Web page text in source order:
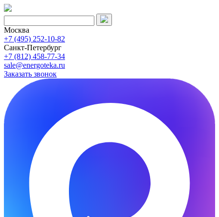
Москва
+7 (495) 252-10-82
Санкт-Петербург
+7 (812) 458-77-34
sale@energoteka.ru
Заказать звонок